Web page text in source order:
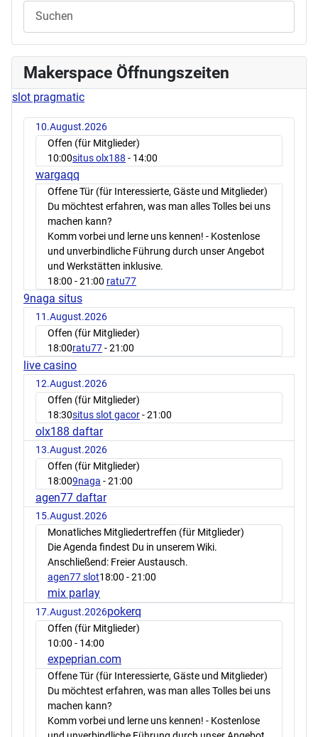
Makerspace Öffnungszeiten
slot pragmatic
10.August.2026
Offen (für Mitglieder)
10:00situs olx188 - 14:00
wargaqq
Offene Tür (für Interessierte, Gäste und Mitglieder)
Du möchtest erfahren, was man alles Tolles bei uns
machen kann?
Komm vorbei und lerne uns kennen! - Kostenlose
und unverbindliche Führung durch unser Angebot
und Werkstätten inklusive.
18:00 - 21:00 ratu77
9naga situs
11.August.2026
Offen (für Mitglieder)
18:00ratu77- 21:00
live casino
12.August.2026
Offen (für Mitglieder)
18:30situs slot gacor- 21:00
olx188 daftar
13.August.2026
Offen (für Mitglieder)
18:009naga - 21:00
agen77 daftar
15.August.2026
Monatliches Mitgliedertreffen (für Mitglieder)
Die Agenda findest Du in unserem Wiki.
Anschließend: Freier Austausch.
agen77 slot18:00 - 21:00
mix parlay
17.August.2026pokerq
Offen (für Mitglieder)
10:00 - 14:00
expeprian.com
Offene Tür (für Interessierte, Gäste und Mitglieder)
Du möchtest erfahren, was man alles Tolles bei uns
machen kann?
Komm vorbei und lerne uns kennen! - Kostenlose